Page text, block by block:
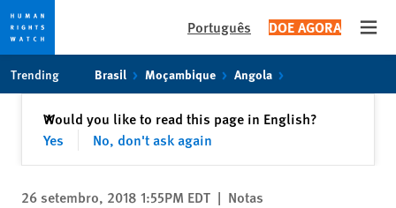
content
Português DOE AGORA
Trending Brasil Moçambique Angola
Would you like to read this page in English?
Yes
No, don't ask again
✕Fechar
26 setembro, 2018 1:55PM EDT | Notas